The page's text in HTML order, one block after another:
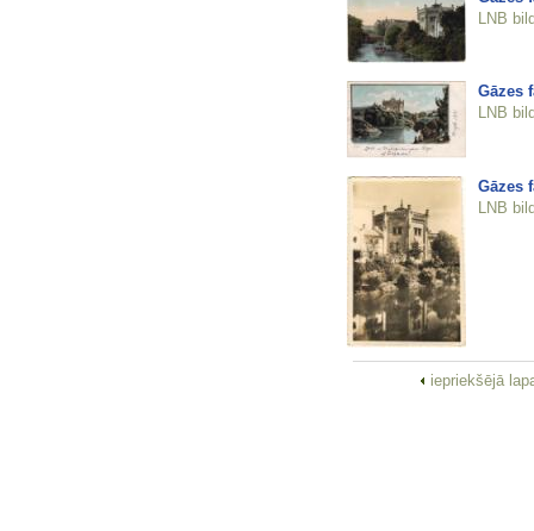
LNB
Gāzes
LNB
Gāzes
LNB
iepriekšējā